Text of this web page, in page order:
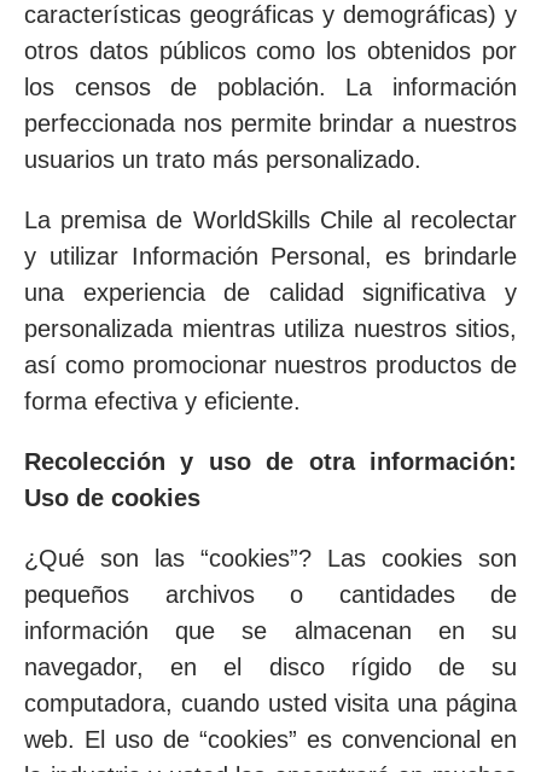
características geográficas y demográficas) y
otros datos públicos como los obtenidos por
los censos de población. La información
perfeccionada nos permite brindar a nuestros
usuarios un trato más personalizado.
La premisa de WorldSkills Chile al recolectar
y utilizar Información Personal, es brindarle
una experiencia de calidad significativa y
personalizada mientras utiliza nuestros sitios,
así como promocionar nuestros productos de
forma efectiva y eficiente.
Recolección y uso de otra información:
Uso de cookies
¿Qué son las “cookies”? Las cookies son
pequeños archivos o cantidades de
información que se almacenan en su
navegador, en el disco rígido de su
computadora, cuando usted visita una página
web. El uso de “cookies” es convencional en